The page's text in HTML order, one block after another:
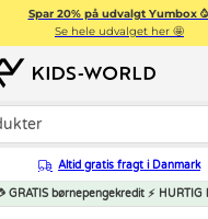
Spar 20% på udvalgt Yumbox
Se hele udvalget her 🤩
Altid gratis fragt i Danmark
GRATIS børnepengekredit ⚡ HURTIG